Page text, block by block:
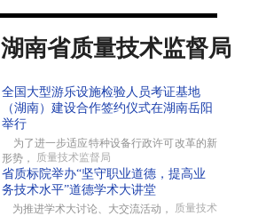
湖南省质量技术监督局
全国大型游乐设施检验人员考证基地
（湖南）建设合作签约仪式在湖南岳阳
举行
为了进一步适应特种设备行政许可改革的新
形势， 质量技术监督局
省质标院举办“坚守职业道德，提高业
务技术水平”道德学术大讲堂
为推进学术大讨论、大交流活动， 质量技术